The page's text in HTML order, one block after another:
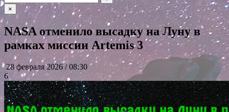
×
NASA отменило высадку на Луну в
рамках миссии Artemis 3
28 февраля 2026 / 08:30
6